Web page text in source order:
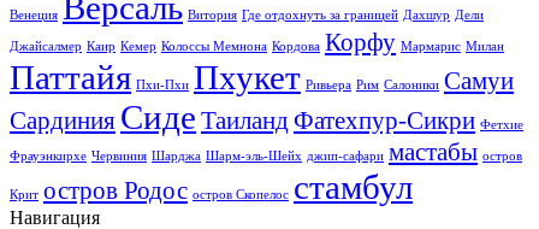
Венеция Витория Где отдохнуть за границей Дахшур Дели
Джайсалмер Каир Кемер Колоссы Мемнона Кордова Корфу Мармарис Милан
Паттайя Пхи-Пхи Пхукет Ривьера Рим Салоники Самуи
Сардиния Сиде Таиланд Фатехпур-Сикри Фетхие
Фрауэнкирхе Червиния Шарджа Шарм-эль-Шейх джип-сафари мастабы остров
Крит остров Родос остров Скопелос стамбул
Навигация